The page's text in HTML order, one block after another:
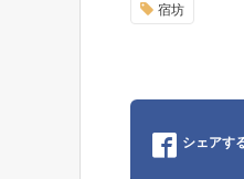
宿坊
シェアす